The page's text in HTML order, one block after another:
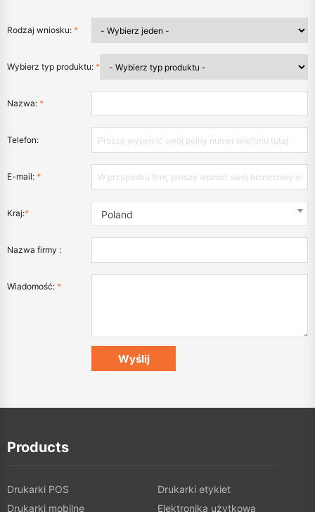
Rodzaj wniosku: *
Wybierz typ produktu: *
Nazwa: *
Telefon:
E-mail: *
Kraj:* Poland
Nazwa firmy :
Wiadomość: *
Products
Drukarki POS
Drukarki etykiet
Drukarki mobilne
Elektronika użytkowa